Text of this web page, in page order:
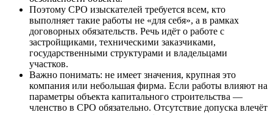
Поэтому СРО изыскателей требуется всем, кто
выполняет такие работы не «для себя», а в рамках
договорных обязательств. Речь идёт о работе с
застройщиками, техническими заказчиками,
государственными структурами и владельцами
участков.
Важно понимать: не имеет значения, крупная это
компания или небольшая фирма. Если работы влияют на
параметры объекта капитального строительства —
членство в СРО обязательно. Отсутствие допуска влечёт